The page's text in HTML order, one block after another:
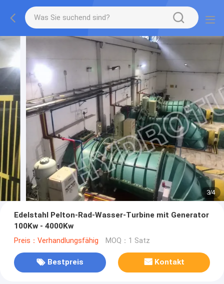
3/4
Edelstahl Pelton-Rad-Wasser-Turbine mit Generator
100Kw - 4000Kw
Preis：Verhandlungsfähig MOQ：1 Satz
Bestpreis Kontakt